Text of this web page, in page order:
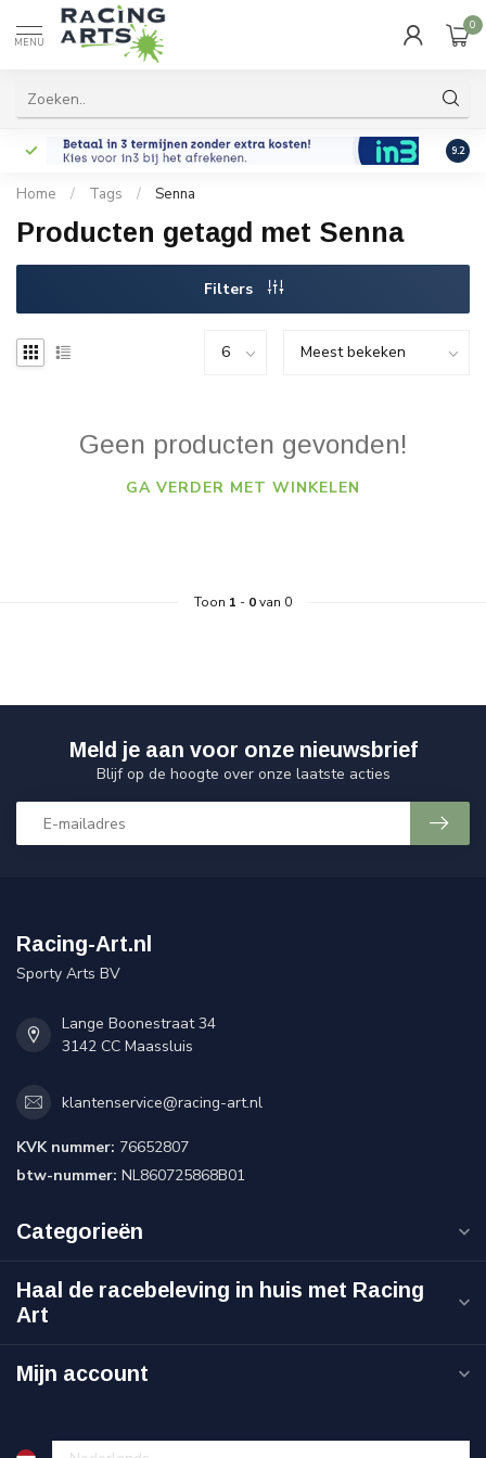
MENU
0
9.2
Home / Tags / Senna
Producten getagd met Senna
Filters
Geen producten gevonden!
GA VERDER MET WINKELEN
Toon 1 - 0van 0
Meld je aan voor onze nieuwsbrief
Blijf op de hoogte over onze laatste acties
Racing-Art.nl
Sporty Arts BV
Lange Boonestraat 34
3142 CC Maassluis
klantenservice@racing-art.nl
KVK nummer: 76652807
btw-nummer: NL860725868B01
Categorieën
Haal de racebeleving in huis met Racing
Art
Mijn account